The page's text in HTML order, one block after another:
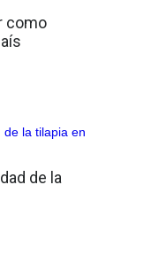
como
de la